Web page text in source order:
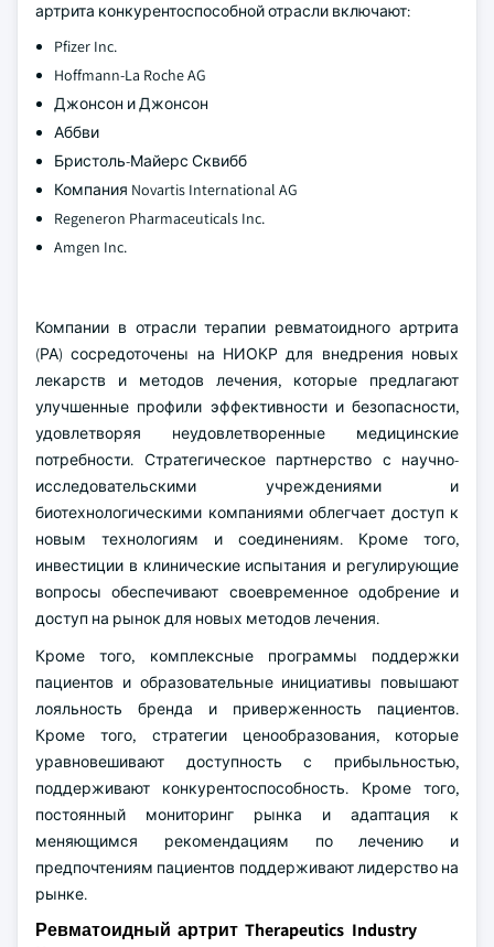
артрита конкурентоспособной отрасли включают:
Pfizer Inc.
Hoffmann-La Roche AG
Джонсон и Джонсон
Аббви
Бристоль-Майерс Сквибб
Компания Novartis International AG
Regeneron Pharmaceuticals Inc.
Amgen Inc.
Компании в отрасли терапии ревматоидного артрита
(РА) сосредоточены на НИОКР для внедрения новых
лекарств и методов лечения, которые предлагают
улучшенные профили эффективности и безопасности,
удовлетворяя неудовлетворенные медицинские
потребности. Стратегическое партнерство с научно-
исследовательскими учреждениями и
биотехнологическими компаниями облегчает доступ к
новым технологиям и соединениям. Кроме того,
инвестиции в клинические испытания и регулирующие
вопросы обеспечивают своевременное одобрение и
доступ на рынок для новых методов лечения.
Кроме того, комплексные программы поддержки
пациентов и образовательные инициативы повышают
лояльность бренда и приверженность пациентов.
Кроме того, стратегии ценообразования, которые
уравновешивают доступность с прибыльностью,
поддерживают конкурентоспособность. Кроме того,
постоянный мониторинг рынка и адаптация к
меняющимся рекомендациям по лечению и
предпочтениям пациентов поддерживают лидерство на
рынке.
Ревматоидный артрит Therapeutics Industry